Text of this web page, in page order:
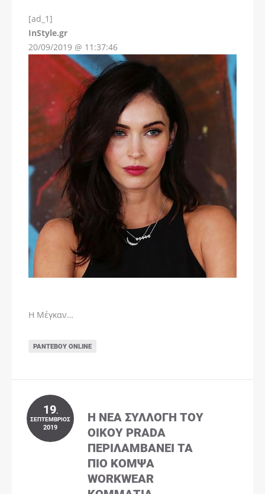
[ad_1]
InStyle.gr
20/09/2019 @ 11:37:46
Η Μέγκαν…
ΡΑΝΤΕΒΟΎ ONLINE
19.
ΣΕΠΤΈΜΒΡΙΟΣ
2019
Η ΝΈΑ ΣΥΛΛΟΓΉ ΤΟΥ
ΟΊΚΟΥ PRADA
ΠΕΡΙΛΑΜΒΆΝΕΙ ΤΑ
ΠΙΟ ΚΟΜΨΆ
WORKWEAR